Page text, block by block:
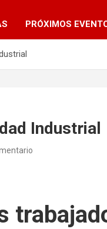
PRÓXIMOS
Industrial